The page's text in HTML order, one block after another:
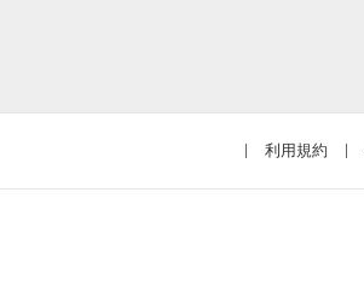
利用規約